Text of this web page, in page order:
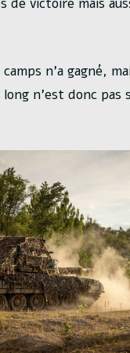
n’a gagné,
n’est donc pas